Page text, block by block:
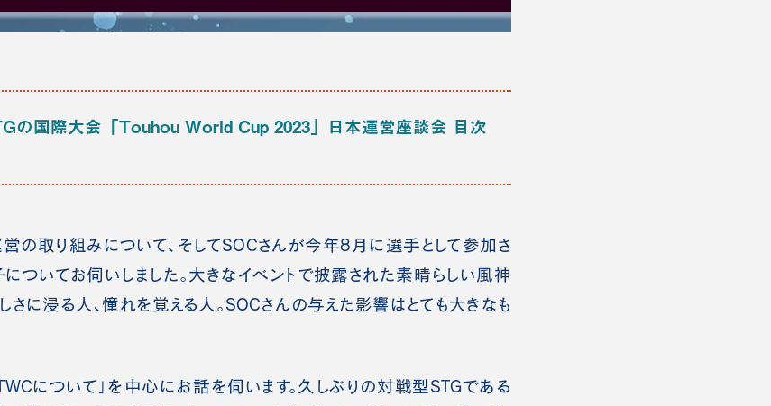
の国際大会「Touhou World Cup 2023」日本運営座談会 目次
の取り組みについて、そしてSOCさんが今年8月に選手として参加さ
ついてお伺いしました。大きなイベントで披露された素晴らしい風神
さに浸る人、憧れを覚える人。SOCさんの与えた影響はとても大きなも
について」を中心にお話を伺います。久しぶりの対戦型STGである